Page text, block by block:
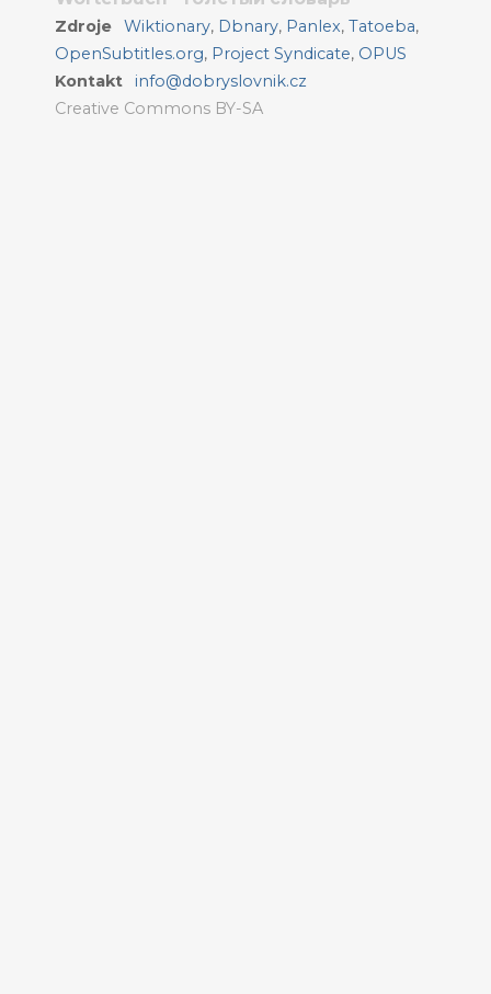
Zdroje Wiktionary, Dbnary, Panlex,Tatoeba,
OpenSubtitles.org, Project Syndicate, OPUS
Kontakt
info@dobryslovnik.cz
Creative Commons BY-SA